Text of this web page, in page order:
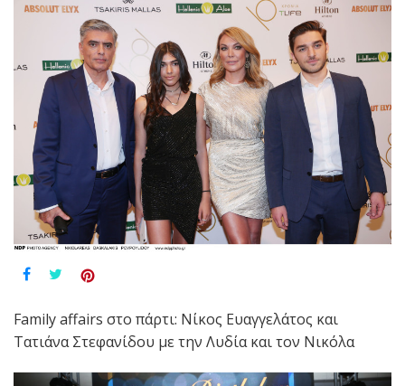
Family affairs στο πάρτι: Νίκος Ευαγγελάτος και
Τατιάνα Στεφανίδου με την Λυδία και τον Νικόλα